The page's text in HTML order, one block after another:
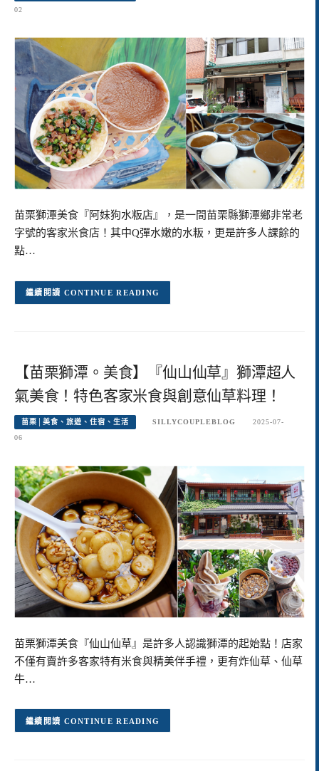
02
苗栗獅潭美食『阿妹狗水粄店』，是一間苗栗縣獅潭鄉非常老
字號的客家米食店！其中Q彈水嫩的水粄，更是許多人課餘的
點…
CONTINUE READING
【苗栗獅潭。美食】『仙山仙草』獅潭超人
氣美食！特色客家米食與創意仙草料理！
苗栗│美食、旅遊、住宿、生活 SILLYCOUPLEBLOG
2025-07-
06
苗栗獅潭美食『仙山仙草』是許多人認識獅潭的起始點！店家
不僅有賣許多客家特有米食與精美伴手禮，更有炸仙草、仙草
牛…
CONTINUE READING